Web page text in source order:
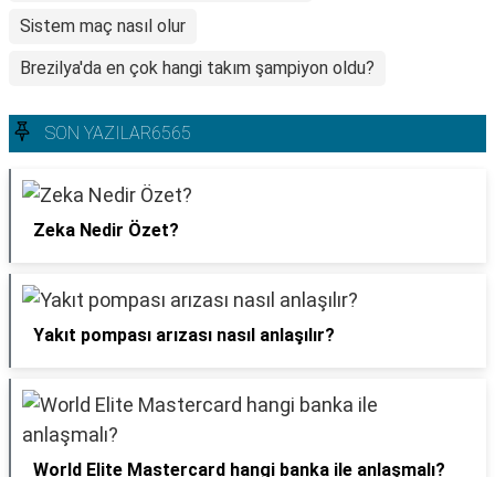
Sistem maç nasıl olur
Brezilya'da en çok hangi takım şampiyon oldu?
SON YAZILAR6565
Zeka Nedir Özet?
Yakıt pompası arızası nasıl anlaşılır?
World Elite Mastercard hangi banka ile anlaşmalı?